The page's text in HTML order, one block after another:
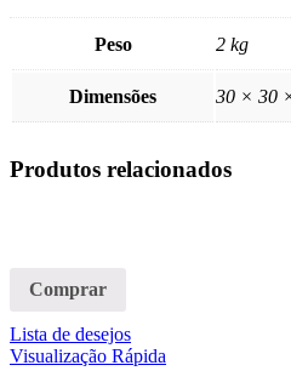
Peso 2 kg
Dimensões 30 × 30
Produtos relacionados
Comprar
Lista de desejos
Visualização Rápida